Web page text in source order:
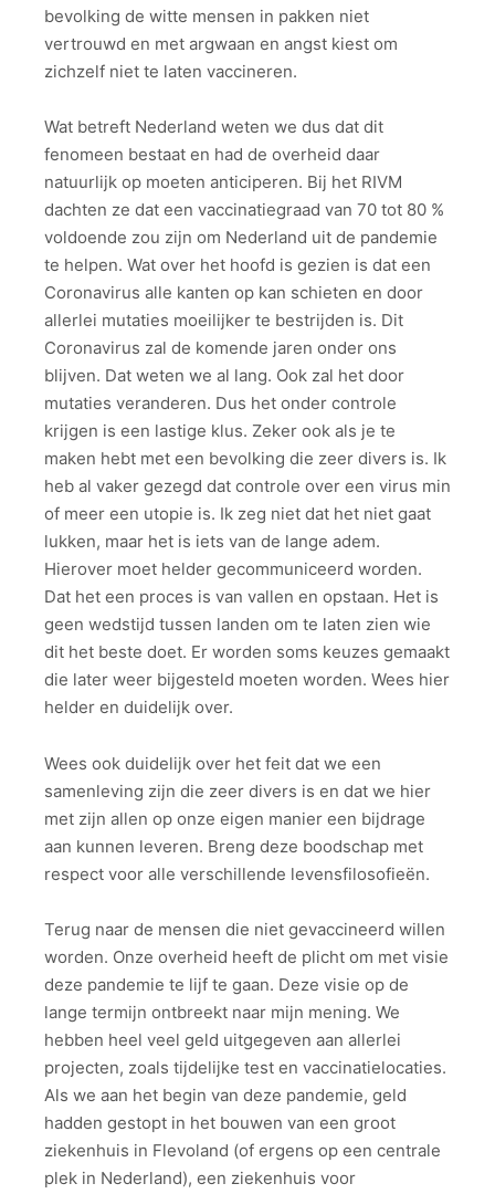
bevolking de witte mensen in pakken niet
vertrouwd en met argwaan en angst kiest om
zichzelf niet te laten vaccineren.
Wat betreft Nederland weten we dus dat dit
fenomeen bestaat en had de overheid daar
natuurlijk op moeten anticiperen. Bij het RIVM
dachten ze dat een vaccinatiegraad van 70 tot 80 %
voldoende zou zijn om Nederland uit de pandemie
te helpen. Wat over het hoofd is gezien is dat een
Coronavirus alle kanten op kan schieten en door
allerlei mutaties moeilijker te bestrijden is. Dit
Coronavirus zal de komende jaren onder ons
blijven. Dat weten we al lang. Ook zal het door
mutaties veranderen. Dus het onder controle
krijgen is een lastige klus. Zeker ook als je te
maken hebt met een bevolking die zeer divers is. Ik
heb al vaker gezegd dat controle over een virus min
of meer een utopie is. Ik zeg niet dat het niet gaat
lukken, maar het is iets van de lange adem.
Hierover moet helder gecommuniceerd worden.
Dat het een proces is van vallen en opstaan. Het is
geen wedstijd tussen landen om te laten zien wie
dit het beste doet. Er worden soms keuzes gemaakt
die later weer bijgesteld moeten worden. Wees hier
helder en duidelijk over.
Wees ook duidelijk over het feit dat we een
samenleving zijn die zeer divers is en dat we hier
met zijn allen op onze eigen manier een bijdrage
aan kunnen leveren. Breng deze boodschap met
respect voor alle verschillende levensfilosofieën.
Terug naar de mensen die niet gevaccineerd willen
worden. Onze overheid heeft de plicht om met visie
deze pandemie te lijf te gaan. Deze visie op de
lange termijn ontbreekt naar mijn mening. We
hebben heel veel geld uitgegeven aan allerlei
projecten, zoals tijdelijke test en vaccinatielocaties.
Als we aan het begin van deze pandemie, geld
hadden gestopt in het bouwen van een groot
ziekenhuis in Flevoland (of ergens op een centrale
plek in Nederland), een ziekenhuis voor